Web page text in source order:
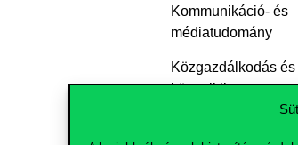
Kommunikáció- és
médiatudomány
Közgazdálkodás és
közpolitika